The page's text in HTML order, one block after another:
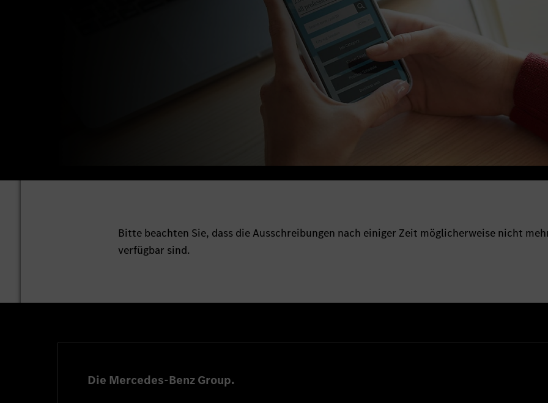
Bitte beachten Sie, dass die Ausschreibungen nach einiger Zeit möglicherweise nicht
verfügbar sind.
Die Mercedes-Benz Group.